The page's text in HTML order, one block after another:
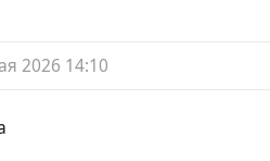
2026 14:10